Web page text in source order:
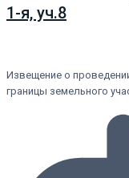
1-я, уч.8
Извещение о
границы земельного